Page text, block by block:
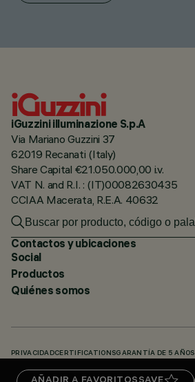
iGuzzini illuminazione S.p.A
Via Mariano Guzzini 37
62019 Recanati (Italy)
Share Capital €21.050.000,00 i.v.
VAT N. and R.I. : (IT)00082630435
CCIAA Macerata, R.E.A. 40632
Contactos y ubicaciones
Social
Productos
Quiénes somos
PRIVACIDADCERTIFICATIONSGARANTÍA DE 5 AÑOS